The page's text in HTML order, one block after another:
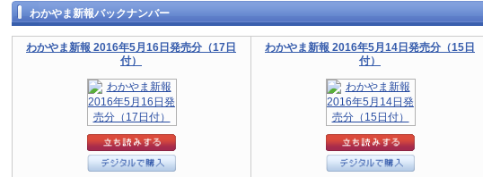
わかやま新報バックナンバー
わかやま新報 2016年5月16日発売分（17日
付）
わかやま新報 2016年5月14日発売分（15日
付）